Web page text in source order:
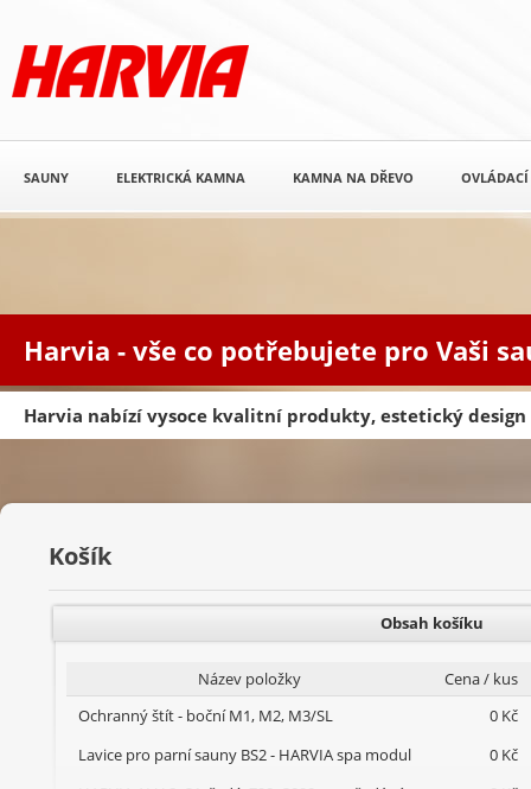
Harvia - vše co potřebujete pro Vaši
Harvia nabízí vysoce kvalitní produkty, estetický design
SAUNY ELEKTRICKÁ KAMNA KAMNA NA DŘEVO OVLÁDACÍ
Košík
Obsah košíku
Název položky
Cena / kus
Ochranný štít - boční M1, M2, M3/SL
0 Kč
Lavice pro parní sauny BS2 - HARVIA spa modul
0 Kč